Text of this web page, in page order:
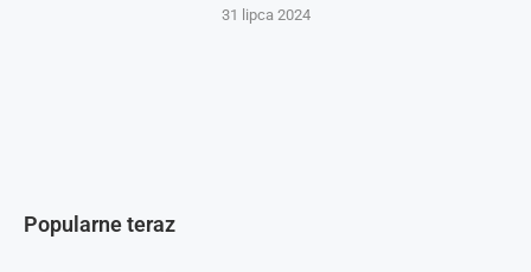
31 lipca 2024
Popularne teraz